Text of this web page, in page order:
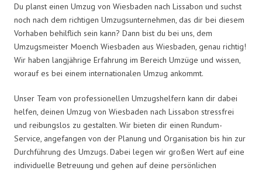
Du planst einen Umzug von Wiesbaden nach Lissabon und suchst
noch nach dem richtigen Umzugsunternehmen, das dir bei diesem
Vorhaben behilflich sein kann? Dann bist du bei uns, dem
Umzugsmeister Moench Wiesbaden aus Wiesbaden, genau richtig!
Wir haben langjährige Erfahrung im Bereich Umzüge und wissen,
worauf es bei einem internationalen Umzug ankommt.
Unser Team von professionellen Umzugshelfern kann dir dabei
helfen, deinen Umzug von Wiesbaden nach Lissabon stressfrei
und reibungslos zu gestalten. Wir bieten dir einen Rundum-
Service, angefangen von der Planung und Organisation bis hin zur
Durchführung des Umzugs. Dabei legen wir großen Wert auf eine
individuelle Betreuung und gehen auf deine persönlichen